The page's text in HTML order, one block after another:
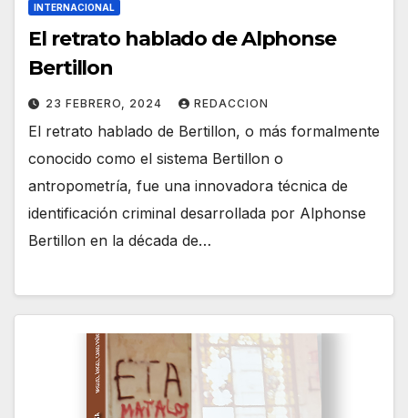
INTERNACIONAL
El retrato hablado de Alphonse
Bertillon
23 FEBRERO, 2024 REDACCION
El retrato hablado de Bertillon, o más formalmente
conocido como el sistema Bertillon o
antropometría, fue una innovadora técnica de
identificación criminal desarrollada por Alphonse
Bertillon en la década de…